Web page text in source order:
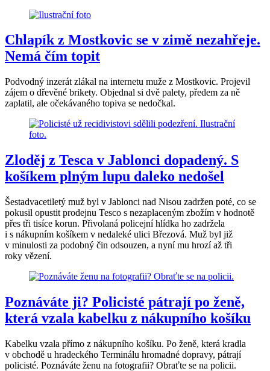
Chlapík z Mostkovic se v zimě nezahřeje.
Nemá čím topit
Podvodný inzerát zlákal na internetu muže z Mostkovic. Projevil
zájem o dřevěné brikety. Objednal si dvě palety, předem za ně
zaplatil, ale očekávaného topiva se nedočkal.
Zloděj z Tesca v Jablonci dopadený. S
košíkem plným lupu daleko nedošel
Šestadvacetiletý muž byl v Jablonci nad Nisou zadržen poté, co se
pokusil opustit prodejnu Tesco s nezaplaceným zbožím v hodnotě
přes tři tisíce korun. Přivolaná policejní hlídka ho zadržela
i s nákupním košíkem v nedaleké ulici Březová. Muž byl již
v minulosti za podobný čin odsouzen, a nyní mu hrozí až tři
roky vězení.
Poznáváte ji? Policisté pátrají po ženě,
která vzala kabelku z nákupního košíku
Kabelku vzala přímo z nákupního košíku. Po ženě, která kradla
v obchodě u hradeckého Terminálu hromadné dopravy, pátrají
policisté. Poznáváte ženu na fotografii? Obraťte se na policii.